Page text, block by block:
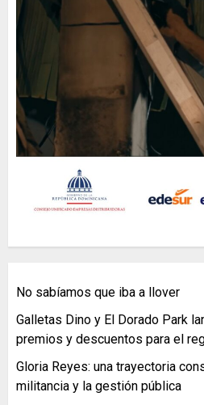
No sabíamos que iba a llover
Galletas Dino y El Dorado Park
premios y descuentos para el
Gloria Reyes: una trayectoria
militancia y la gestión pública